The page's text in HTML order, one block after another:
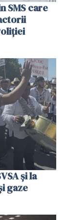
SMS care
și la
gaze